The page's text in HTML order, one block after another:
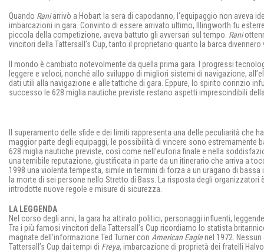
Quando Raniarrivò a Hobart la sera di capodanno, l’equipaggio non aveva
imbarcazioni in gara. Convinto di essere arrivato ultimo, Illingworth fu
piccola della competizione, aveva battuto gli avversari sul tempo. Rani
vincitori della Tattersall’s Cup, tanto il proprietario quanto la barca divennero
Il mondo è cambiato notevolmente da quella prima gara. I progressi
leggere e veloci, nonché allo sviluppo di migliori sistemi di navigazione,
dati utili alla navigazione e alle tattiche di gara. Eppure, lo spirito corinzio
successo le 628 miglia nautiche previste restano aspetti imprescindibili
Il superamento delle sfide e dei limiti rappresenta una delle peculiarità che
maggior parte degli equipaggi, le possibilità di vincere sono
628 miglia nautiche previste, così come nell'euforia finale e nella
una temibile reputazione, giustificata in parte da un itinerario che arriva a
1998 una violenta tempesta, simile in termini di forza a un uragano di
la morte di sei persone nello Stretto di Bass. La risposta degli
introdotte nuove regole e misure di sicurezza.
LA LEGGENDA
Nel corso degli anni, la gara ha attirato politici, personaggi influenti,
Tra i più famosi vincitori della Tattersall’s Cup ricordiamo lo statista
magnate dell’informazione Ted Turner con American Eaglenel 1972.
Tattersall’s Cup dai tempi di Freya, imbarcazione di proprietà dei fratelli